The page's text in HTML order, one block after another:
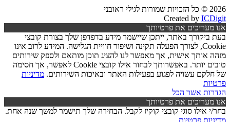
2026 © כל הזכויות שמורות לגילי ראובני
Created by ICDigit
אנו מעריכים את פרטיותך
בעת ביקורך באתר, ייתכן שיישמר מידע בדפדפן שלך בצורת קובצי
Cookie, לצורך הפעלה תקינה ושיפור חוויית הגלישה. המידע לרוב אינו
מזהה אותך אישית, אך מאפשר לנו להציג תוכן מותאם ולספק שירותים
טובים יותר. באפשרותך לבחור אילו קובצי Cookie לאפשר, אך חסימה
של חלקם עשויה לפגוע בפעילות האתר ובאיכות השירותים. מדיניות
פרטיות
הגדרות אשר הכל
אנו מעריכים את פרטיותך
בחר/י אילו סוגי קובצי קוקיז לקבל. הבחירה שלך תישמר למשך שנה אחת.